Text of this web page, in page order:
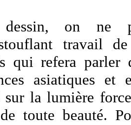
on ne
travail
qui refera parler
asiatiques et
la lumière
de toute beauté.